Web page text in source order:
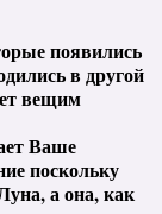
появились
в другой
вещим
Ваше
поскольку
а она, как